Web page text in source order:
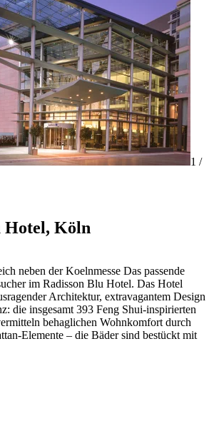
1 /
Hotel, Köln
neben der Koelnmesse Das passende
im Radisson Blu Hotel. Das Hotel
Architektur, extravagantem Design
die insgesamt 393 Feng Shui-inspirierten
behaglichen Wohnkomfort durch
Elemente – die Bäder sind bestückt mit